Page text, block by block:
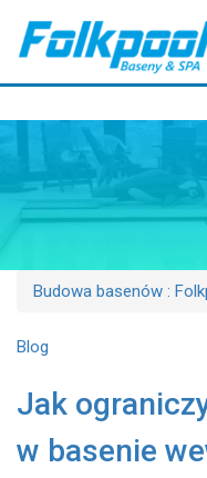
Budowa basenów :
Blog
Jak
w basenie